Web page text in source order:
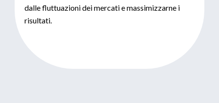
dalle fluttuazioni dei mercati e massimizzarne i
risultati.